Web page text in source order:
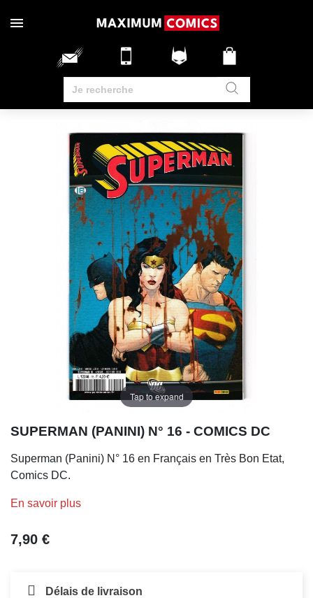
Tap to expand
SUPERMAN (PANINI) N° 16 - COMICS DC
Superman (Panini) N° 16 en Français en Très Bon Etat,
Comics DC.
En savoir plus
7,90 €
Délais de livraison